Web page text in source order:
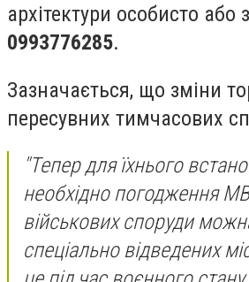
архітектури особисто або
0993776285.
Зазначається, що зміни
пересувних тимчасових
"Тепер для їхнього
необхідно погодження
військових споруди
спеціально відведених